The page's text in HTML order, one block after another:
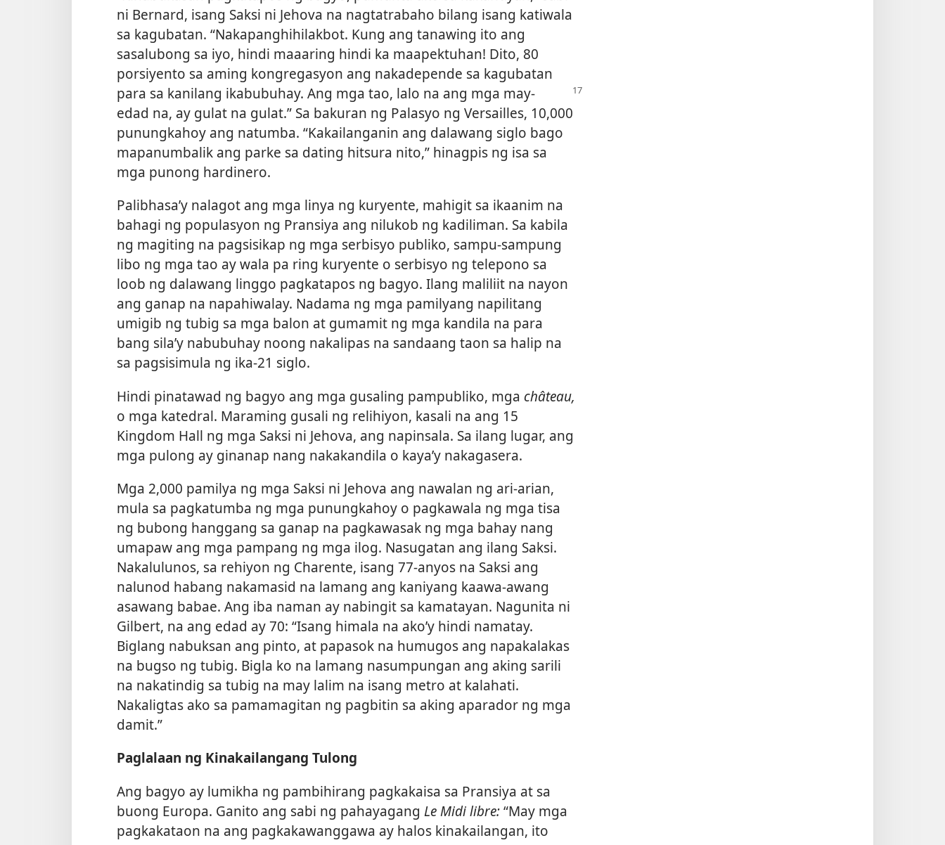
ni Bernard, isang Saksi ni Jehova na nagtatrabaho bilang isang katiwala
sa kagubatan. “Nakapanghihilakbot. Kung ang tanawing ito ang
sasalubong sa iyo, hindi maaaring hindi ka maapektuhan! Dito, 80
porsiyento sa aming kongregasyon ang nakadepende sa kagubatan
para sa kanilang ikabubuhay. Ang mga tao, lalo na ang mga may-
edad na, ay gulat na gulat.” Sa bakuran ng Palasyo ng Versailles, 10,000
punungkahoy ang natumba. “Kakailanganin ang dalawang siglo bago
mapanumbalik ang parke sa dating hitsura nito,” hinagpis ng isa sa
mga punong hardinero.
Palibhasa’y nalagot ang mga linya ng kuryente, mahigit sa ikaanim na
bahagi ng populasyon ng Pransiya ang nilukob ng kadiliman. Sa kabila
ng magiting na pagsisikap ng mga serbisyo publiko, sampu-sampung
libo ng mga tao ay wala pa ring kuryente o serbisyo ng telepono sa
loob ng dalawang linggo pagkatapos ng bagyo. Ilang maliliit na nayon
ang ganap na napahiwalay. Nadama ng mga pamilyang napilitang
umigib ng tubig sa mga balon at gumamit ng mga kandila na para
bang sila’y nabubuhay noong nakalipas na sandaang taon sa halip na
sa pagsisimula ng ika-21 siglo.
Hindi pinatawad ng bagyo ang mga gusaling pampubliko, mga château,
o mga katedral. Maraming gusali ng relihiyon, kasali na ang 15
Kingdom Hall ng mga Saksi ni Jehova, ang napinsala. Sa ilang lugar, ang
mga pulong ay ginanap nang nakakandila o kaya’y nakagasera.
Mga 2,000 pamilya ng mga Saksi ni Jehova ang nawalan ng ari-arian,
mula sa pagkatumba ng mga punungkahoy o pagkawala ng mga tisa
ng bubong hanggang sa ganap na pagkawasak ng mga bahay nang
umapaw ang mga pampang ng mga ilog. Nasugatan ang ilang Saksi.
Nakalulunos, sa rehiyon ng Charente, isang 77-anyos na Saksi ang
nalunod habang nakamasid na lamang ang kaniyang kaawa-awang
asawang babae. Ang iba naman ay nabingit sa kamatayan. Nagunita ni
Gilbert, na ang edad ay 70: “Isang himala na ako’y hindi namatay.
Biglang nabuksan ang pinto, at papasok na humugos ang napakalakas
na bugso ng tubig. Bigla ko na lamang nasumpungan ang aking sarili
na nakatindig sa tubig na may lalim na isang metro at kalahati.
Nakaligtas ako sa pamamagitan ng pagbitin sa aking aparador ng mga
damit.”
Paglalaan ng Kinakailangang Tulong
Ang bagyo ay lumikha ng pambihirang pagkakaisa sa Pransiya at sa
buong Europa. Ganito ang sabi ng pahayagang Le Midi libre:“May mga
pagkakataon na ang pagkakawanggawa ay halos kinakailangan, ito